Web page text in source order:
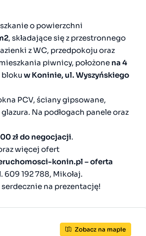
o powierzchni
, składające się z przestronnego
z WC, przedpokoju oraz
piwnicy, położone na 4
w Koninie, ul. Wyszyńskiego
PCV, ściany gipsowane,
Na podłogach panele oraz
zł do negocjacji.
więcej ofert
konin.pl – oferta
609 192 788, Mikołaj.
serdecznie na prezentację!
Zobacz na mapie